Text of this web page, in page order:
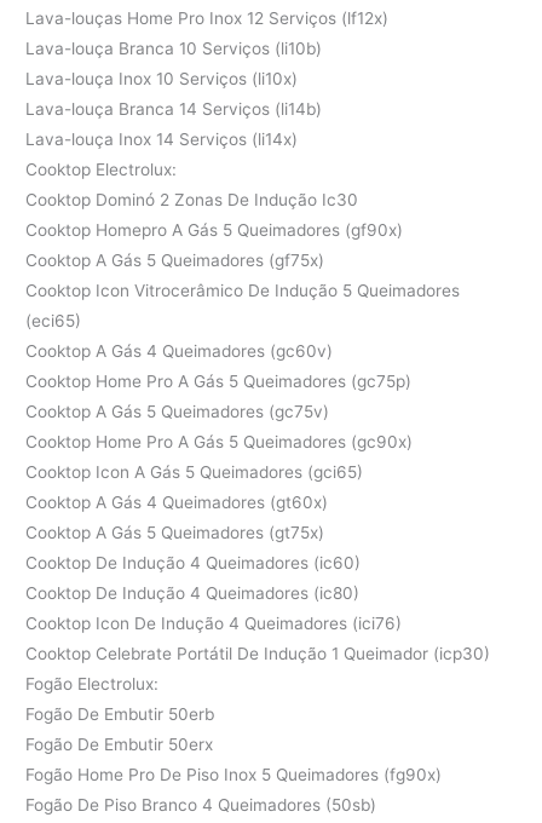
Lava-louças Home Pro Inox 12 Serviços (lf12x)
Lava-louça Branca 10 Serviços (li10b)
Lava-louça Inox 10 Serviços (li10x)
Lava-louça Branca 14 Serviços (li14b)
Lava-louça Inox 14 Serviços (li14x)
Cooktop Electrolux:
Cooktop Dominó 2 Zonas De Indução Ic30
Cooktop Homepro A Gás 5 Queimadores (gf90x)
Cooktop A Gás 5 Queimadores (gf75x)
Cooktop Icon Vitrocerâmico De Indução 5 Queimadores
(eci65)
Cooktop A Gás 4 Queimadores (gc60v)
Cooktop Home Pro A Gás 5 Queimadores (gc75p)
Cooktop A Gás 5 Queimadores (gc75v)
Cooktop Home Pro A Gás 5 Queimadores (gc90x)
Cooktop Icon A Gás 5 Queimadores (gci65)
Cooktop A Gás 4 Queimadores (gt60x)
Cooktop A Gás 5 Queimadores (gt75x)
Cooktop De Indução 4 Queimadores (ic60)
Cooktop De Indução 4 Queimadores (ic80)
Cooktop Icon De Indução 4 Queimadores (ici76)
Cooktop Celebrate Portátil De Indução 1 Queimador (icp30)
Fogão Electrolux:
Fogão De Embutir 50erb
Fogão De Embutir 50erx
Fogão Home Pro De Piso Inox 5 Queimadores (fg90x)
Fogão De Piso Branco 4 Queimadores (50sb)